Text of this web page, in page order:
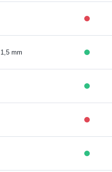
mm